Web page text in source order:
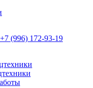
+7 (996) 172-93-19